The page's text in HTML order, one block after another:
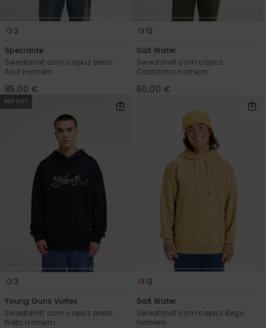
2
Specialize
Sweatshirt com capuz preta
Azul Homem
85,00 €
12
Salt Water
Sweatshirt com capuz
Castanho homem
60,00 €
NOVO!
2
Young Guns Vortex
Sweatshirt com capuz preta
Preto Homem
12
Salt Water
Sweatshirt com capuz Bege
homem